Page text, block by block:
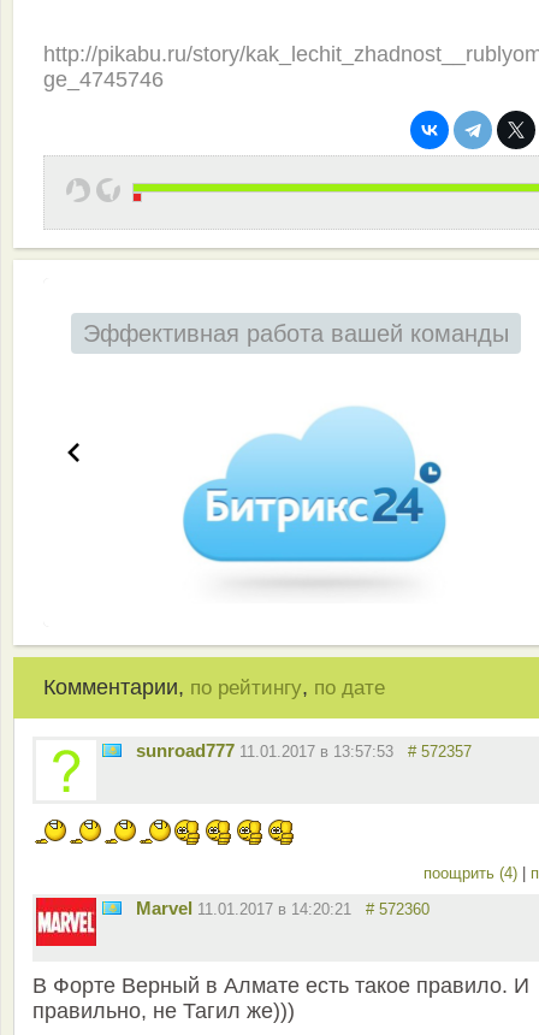
http://pikabu.ru/story/
ge_4745746
Эффективная работа вашей команды
Комментарии, по рейтингу, по дате
sunroad777 11.01.2017 в 13:57:53 # 572357
поощрить (4)
Marvel 11.01.2017 в 14:20:21 # 572360
В Форте Верный в Алмате есть такое правило. И
правильно, не Тагил же)))